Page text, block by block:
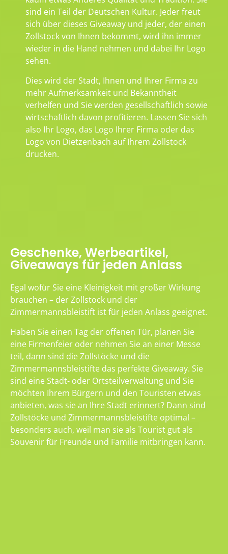
sind ein Teil der Deutschen Kultur. Jeder freut
sich über dieses Giveaway und jeder, der einen
Zollstock von Ihnen bekommt, wird ihn immer
wieder in die Hand nehmen und dabei Ihr Logo
sehen.
Dies wird der Stadt, Ihnen und Ihrer Firma zu
mehr Aufmerksamkeit und Bekanntheit
verhelfen und Sie werden gesellschaftlich sowie
wirtschaftlich davon profitieren. Lassen Sie sich
also Ihr Logo, das Logo Ihrer Firma oder das
Logo von Dietzenbach auf Ihrem Zollstock
drucken.
Geschenke, Werbeartikel,
Giveaways für jeden Anlass
Egal wofür Sie eine Kleinigkeit mit großer Wirkung
brauchen – der Zollstock und der
Zimmermannsbleistift ist für jeden Anlass geeignet.
Haben Sie einen Tag der offenen Tür, planen Sie
eine Firmenfeier oder nehmen Sie an einer Messe
teil, dann sind die Zollstöcke und die
Zimmermannsbleistifte das perfekte Giveaway. Sie
sind eine Stadt- oder Ortsteilverwaltung und Sie
möchten Ihrem Bürgern und den Touristen etwas
anbieten, was sie an Ihre Stadt erinnert? Dann sind
Zollstöcke und Zimmermannsbleistifte optimal –
besonders auch, weil man sie als Tourist gut als
Souvenir für Freunde und Familie mitbringen kann.